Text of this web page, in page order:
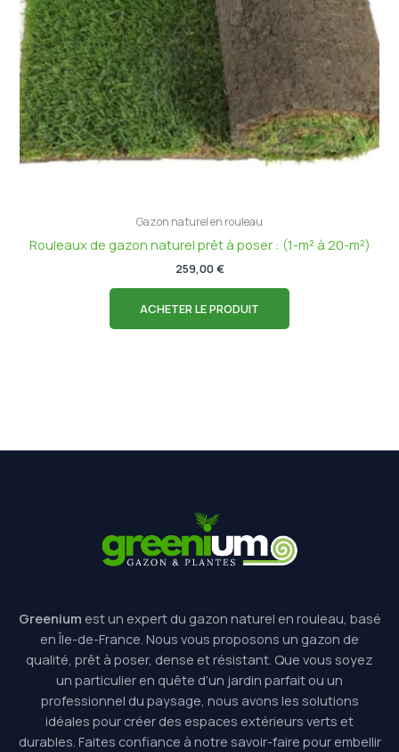
Gazon naturel en rouleau
Rouleaux de gazon naturel prêt à poser : (1-m² à 20-m²)
259,00€
ACHETER LE PRODUIT
Greenium est un expert du gazon naturel en rouleau, basé
en Île-de-France. Nous vous proposons un gazon de
qualité, prêt à poser, dense et résistant. Que vous soyez
un particulier en quête d’un jardin parfait ou un
professionnel du paysage, nous avons les solutions
idéales pour créer des espaces extérieurs verts et
durables. Faites confiance à notre savoir-faire pour embellir